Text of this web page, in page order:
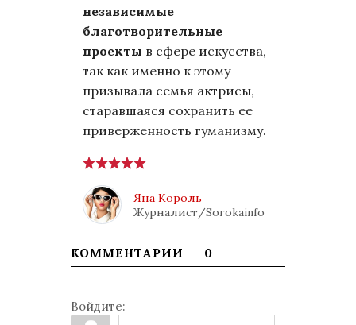
независимые
благотворительные
проекты в сфере искусства,
так как именно к этому
призывала семья актрисы,
старавшаяся сохранить ее
приверженность гуманизму.
Яна Король
Журналист/Sorokainfo
КОММЕНТАРИИ 0
Войдите: